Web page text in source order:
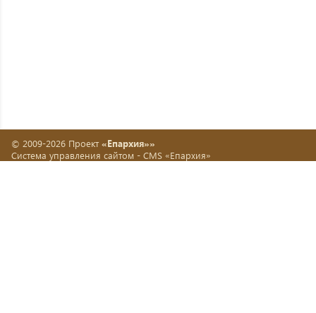
© 2009-2026 Проект «Епархия»»
Система управления сайтом - CMS «Епархия»